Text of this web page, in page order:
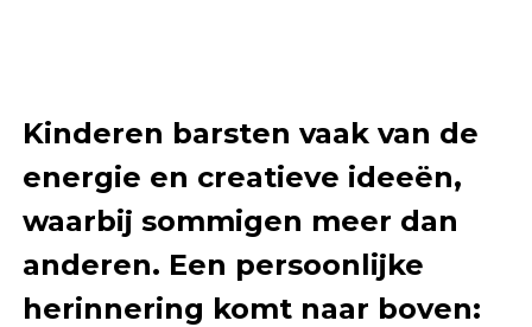
Kinderen barsten vaak van de
energie en creatieve ideeën,
waarbij sommigen meer dan
anderen. Een persoonlijke
herinnering komt naar boven: